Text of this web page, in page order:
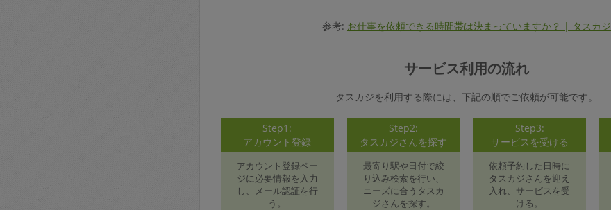
参考: お仕事を依頼できる時間帯は決まっていますか？ | タスカジ
サービス利用の流れ
タスカジを利用する際には、下記の順でご依頼が可能です。
Step1:
アカウント登録
アカウント登録ペー
ジに必要情報を入力
し、メール認証を行
う。
Step2:
タスカジさんを探す
最寄り駅や日付で絞
り込み検索を行い、
ニーズに合うタスカ
ジさんを探す。
Step3:
サービスを受ける
依頼予約した日時に
タスカジさんを迎え
入れ、サービスを受
ける。